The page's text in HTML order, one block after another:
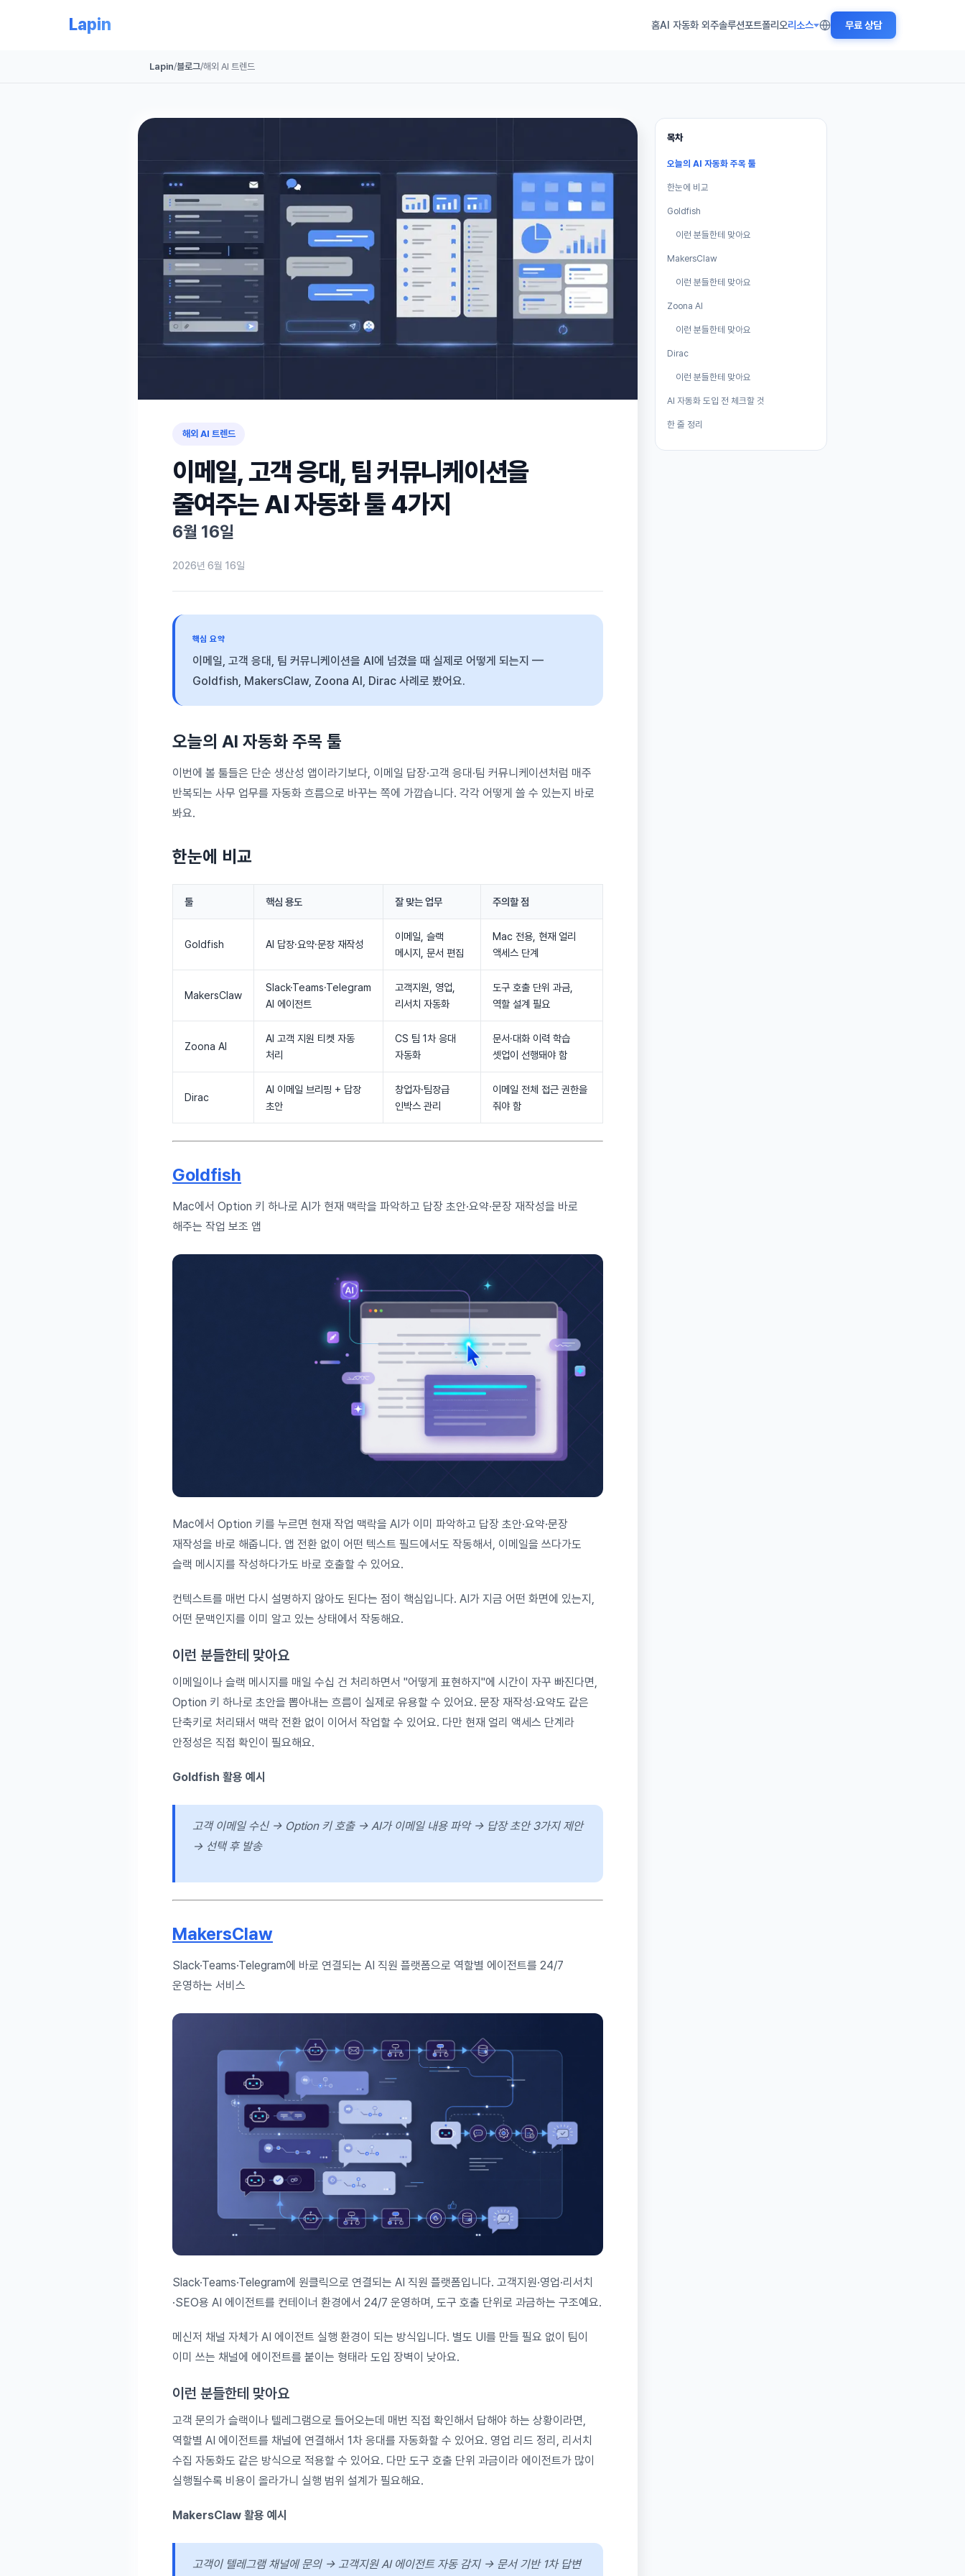
Lapin 홈AI 자동화 외주솔루션포트폴리오리소스 무료 상담
Lapin/블로그/해외 AI 트렌드
해외 AI 트렌드
이메일, 고객 응대, 팀 커뮤니케이션을
줄여주는 AI 자동화 툴 4가지
6월 16일
2026년 6월 16일
핵심 요약
이메일, 고객 응대, 팀 커뮤니케이션을 AI에 넘겼을 때 실제로 어떻게 되는지 —
Goldfish, MakersClaw, Zoona AI, Dirac 사례로 봤어요.
오늘의 AI 자동화 주목 툴
이번에 볼 툴들은 단순 생산성 앱이라기보다, 이메일 답장·고객 응대·팀 커뮤니케이션처럼 매주
반복되는 사무 업무를 자동화 흐름으로 바꾸는 쪽에 가깝습니다. 각각 어떻게 쓸 수 있는지 바로
봐요.
한눈에 비교
툴 핵심 용도 잘 맞는 업무 주의할 점
Goldfish AI 답장·요약·문장 재작성
이메일, 슬랙
메시지, 문서 편집
Mac 전용, 현재 얼리
액세스 단계
MakersClaw
Slack·Teams·Telegram
AI 에이전트
고객지원, 영업,
리서치 자동화
도구 호출 단위 과금,
역할 설계 필요
Zoona AI
AI 고객 지원 티켓 자동
처리
CS 팀 1차 응대
자동화
문서·대화 이력 학습
셋업이 선행돼야 함
Dirac
AI 이메일 브리핑 + 답장
초안
창업자·팀장급
인박스 관리
이메일 전체 접근 권한을
줘야 함
Goldfish
Mac에서 Option 키 하나로 AI가 현재 맥락을 파악하고 답장 초안·요약·문장 재작성을 바로
해주는 작업 보조 앱
Mac에서 Option 키를 누르면 현재 작업 맥락을 AI가 이미 파악하고 답장 초안·요약·문장
재작성을 바로 해줍니다. 앱 전환 없이 어떤 텍스트 필드에서도 작동해서, 이메일을 쓰다가도
슬랙 메시지를 작성하다가도 바로 호출할 수 있어요.
컨텍스트를 매번 다시 설명하지 않아도 된다는 점이 핵심입니다. AI가 지금 어떤 화면에 있는지,
어떤 문맥인지를 이미 알고 있는 상태에서 작동해요.
이런 분들한테 맞아요
이메일이나 슬랙 메시지를 매일 수십 건 처리하면서 "어떻게 표현하지"에 시간이 자꾸 빠진다면,
Option 키 하나로 초안을 뽑아내는 흐름이 실제로 유용할 수 있어요. 문장 재작성·요약도 같은
단축키로 처리돼서 맥락 전환 없이 이어서 작업할 수 있어요. 다만 현재 얼리 액세스 단계라
안정성은 직접 확인이 필요해요.
Goldfish 활용 예시
고객 이메일 수신 → Option 키 호출 → AI가 이메일 내용 파악 → 답장 초안 3가지 제안
→ 선택 후 발송
MakersClaw
Slack·Teams·Telegram에 바로 연결되는 AI 직원 플랫폼으로 역할별 에이전트를 24/7
운영하는 서비스
Slack·Teams·Telegram에 원클릭으로 연결되는 AI 직원 플랫폼입니다. 고객지원·영업·리서치
·SEO용 AI 에이전트를 컨테이너 환경에서 24/7 운영하며, 도구 호출 단위로 과금하는 구조예요.
메신저 채널 자체가 AI 에이전트 실행 환경이 되는 방식입니다. 별도 UI를 만들 필요 없이 팀이
이미 쓰는 채널에 에이전트를 붙이는 형태라 도입 장벽이 낮아요.
이런 분들한테 맞아요
고객 문의가 슬랙이나 텔레그램으로 들어오는데 매번 직접 확인해서 답해야 하는 상황이라면,
역할별 AI 에이전트를 채널에 연결해서 1차 응대를 자동화할 수 있어요. 영업 리드 정리, 리서치
수집 자동화도 같은 방식으로 적용할 수 있어요. 다만 도구 호출 단위 과금이라 에이전트가 많이
실행될수록 비용이 올라가니 실행 범위 설계가 필요해요.
MakersClaw 활용 예시
고객이 텔레그램 채널에 문의 → 고객지원 AI 에이전트 자동 감지 → 문서 기반 1차 답변
목차
오늘의 AI 자동화 주목 툴
한눈에 비교
Goldfish
이런 분들한테 맞아요
MakersClaw
이런 분들한테 맞아요
Zoona AI
이런 분들한테 맞아요
Dirac
이런 분들한테 맞아요
AI 자동화 도입 전 체크할 것
한 줄 정리